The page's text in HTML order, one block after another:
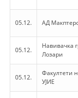
05.12. АД
05.12.
Навивачка
Лозари
05.12.
Факултети
УЈИЕ